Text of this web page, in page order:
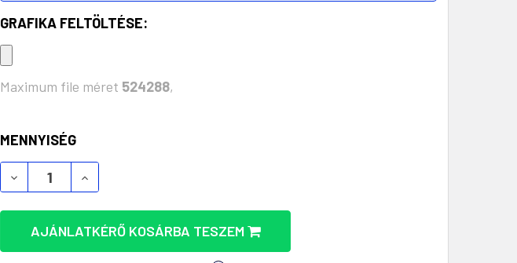
GRAFIKA FELTÖLTÉSE:
Maximum file méret 524288,
KÉSZLET:
MENNYISÉG
POLE PALACK HŐMÉRŐVEL - STÍLUSOS ÉS FUNKCIONÁLIS TERMOSZ
POLE PALACK HŐMÉRŐVEL - STÍLUSOS ÉS FUNKCIONÁLIS TERMOSZ
AJÁNLATKÉRŐ KOSÁRBA TESZEM